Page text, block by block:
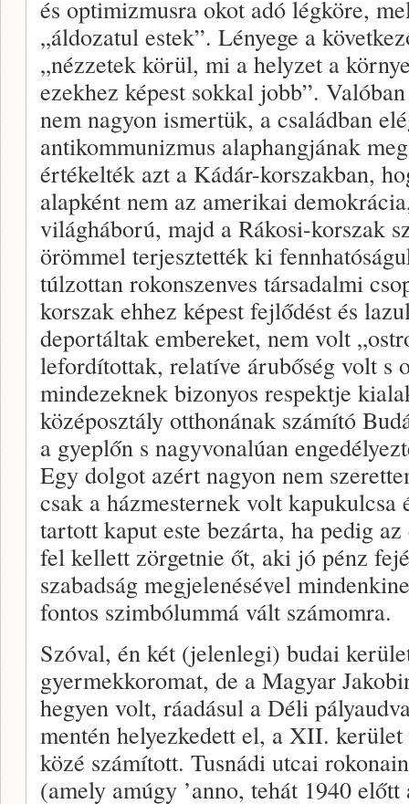
és optimizmusra okot adó légköre,
„áldozatul estek”. Lényege a
„nézzetek körül, mi a helyzet a
ezekhez képest sokkal jobb”.
nem nagyon ismertük, a családban
antikommunizmus alaphangjának
értékelték azt a Kádár-korszakban,
alapként nem az amerikai
világháború, majd a Rákosi-korszak
örömmel terjesztették ki
túlzottan rokonszenves társadalmi
korszak ehhez képest fejlődést és
deportáltak embereket, nem volt
lefordítottak, relatíve árubőség volt s
mindezeknek bizonyos respektje
középosztály otthonának számító
a gyeplőn s nagyvonalúan
Egy dolgot azért nagyon nem
csak a házmesternek volt kapukulcsa
tartott kaput este bezárta, ha pedig
fel kellett zörgetnie őt, aki jó pénz
szabadság megjelenésével
fontos szimbólummá vált számomra.
Szóval, én két (jelenlegi) budai
gyermekkoromat, de a Magyar
hegyen volt, ráadásul a Déli
mentén helyezkedett el, a XII.
közé számított. Tusnádi utcai
(amely amúgy ’anno, tehát 1940